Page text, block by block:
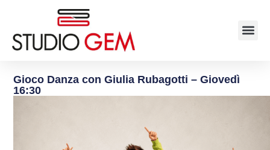
Gioco Danza con Giulia Rubagotti – Giovedì
16:30